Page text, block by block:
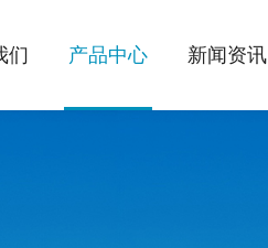
们 产品中心 新闻资讯